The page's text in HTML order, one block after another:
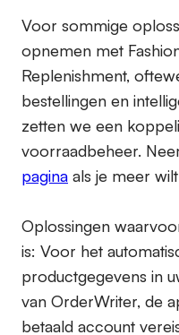
Voor sommige
opnemen met
Replenishment,
bestellingen en
zetten we een
voorraadbeheer.
pagina als je meer
Oplossingen
is: Voor het
productgegevens in
van OrderWriter, de
betaald account